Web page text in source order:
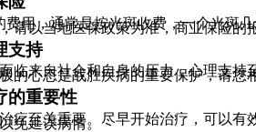
费用，通常是按光斑收费，一个光斑
请以当地医保政策为准，商业保险
支持
临来自社会和自身的压力，心理支
的心态是战胜疾病的重要保护，请您
的重要性
疗至关重要。尽早开始治疗，可以
免延误病情。